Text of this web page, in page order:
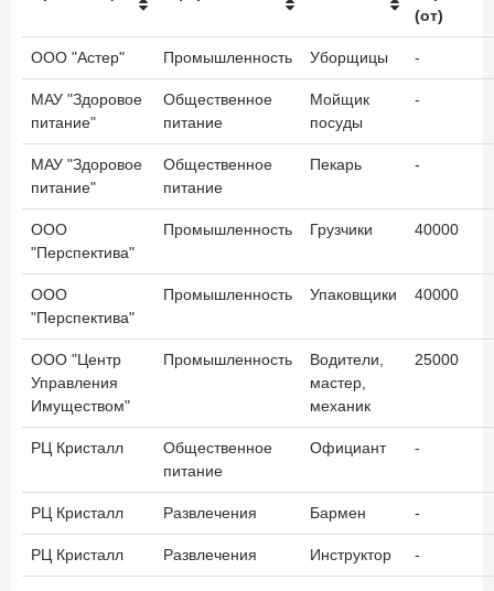
(от)
ООО "Астер" Промышленность Уборщицы -
МАУ "Здоровое
питание"
Общественное
питание
Мойщик
посуды
-
МАУ "Здоровое
питание"
Общественное
питание
Пекарь -
ООО
"Перспектива"
Промышленность Грузчики 40000
ООО
"Перспектива"
Промышленность Упаковщики 40000
ООО "Центр
Управления
Имуществом"
Промышленность
Водители,
мастер,
механик
25000
РЦ Кристалл
Общественное
питание
Официант -
РЦ Кристалл Развлечения Бармен -
РЦ Кристалл Развлечения Инструктор -